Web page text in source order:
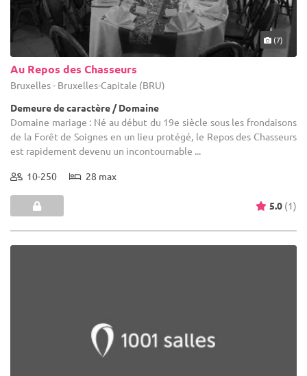
(7)
Au Repos des Chasseurs
Bruxelles - Bruxelles-Capitale (BRU)
Demeure de caractère / Domaine
Domaine mariage : Né au début du 19e siècle sous les frondaisons
de la Forêt de Soignes en un lieu protégé, le Repos des Chasseurs
est rapidement devenu un incontournable ...
10-250 28 max
5.0 (1)